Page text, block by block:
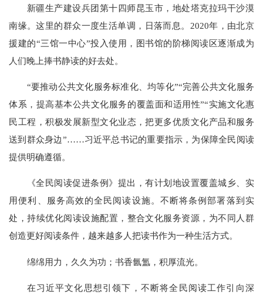
新疆生产建设兵团第十四师昆玉市，地处塔克拉玛干沙漠
南缘。这里的群众一度生活单调，日落而息。2020年，由北京
援建的“三馆一中心”投入使用，图书馆的阶梯阅读区逐渐成为
人们晚上捧书静读的好去处。
“要推动公共文化服务标准化、均等化”“完善公共文化服务
体系，提高基本公共文化服务的覆盖面和适用性”“实施文化惠
民工程，积极发展新型文化业态，把更多优质文化产品和服务
送到群众身边”……习近平总书记的重要指示，为保障全民阅读
提供明确遵循。
《全民阅读促进条例》提出，有计划地设置覆盖城乡、实
用便利、服务高效的全民阅读设施。不断将条例部署落到实
处，持续优化阅读设施配置，整合文化服务资源，为不同人群
创造更好阅读条件，越来越多人把读书作为一种生活方式。
绵绵用力，久久为功；书香氤氲，积厚流光。
在习近平文化思想引领下，不断将全民阅读工作引向深